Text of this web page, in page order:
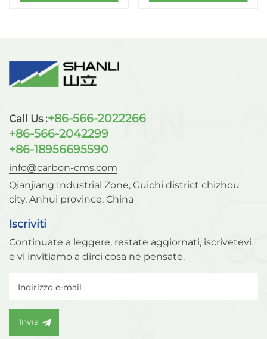
Call Us :+86-566-2022266
+86-566-2042299
+86-18956695590
info@carbon-cms.com
Qianjiang Industrial Zone, Guichi district chizhou
city, Anhui province, China
Iscriviti
Continuate a leggere, restate aggiornati, iscrivetevi
e vi invitiamo a dirci cosa ne pensate.
Invia